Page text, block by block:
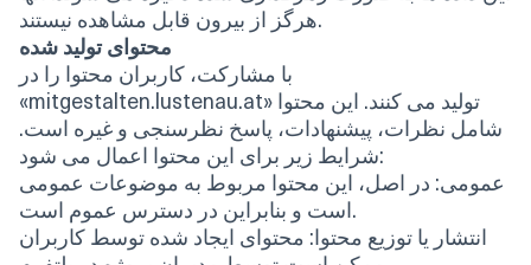
هرگز از بیرون قابل مشاهده نیستند.
محتوای تولید شده
با مشارکت، کاربران محتوا را در
«mitgestalten.lustenau.at» تولید می کنند. این محتوا
شامل نظرات، پیشنهادات، پاسخ نظرسنجی و غیره است.
شرایط زیر برای این محتوا اعمال می شود:
عمومی: در اصل، این محتوا مربوط به موضوعات عمومی
است و بنابراین در دسترس عموم است.
انتشار یا توزیع محتوا: محتوای ایجاد شده توسط کاربران